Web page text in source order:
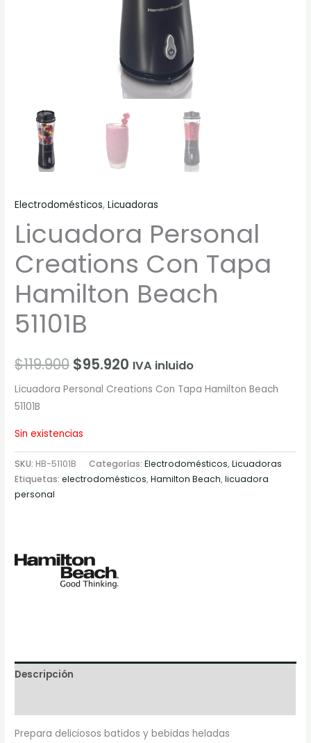
Electrodomésticos,Licuadoras
Licuadora Personal
Creations Con Tapa
Hamilton Beach
51101B
$119.900 $95.920 IVA inluido
Licuadora Personal Creations Con Tapa Hamilton Beach
51101B
Sin existencias
SKU: HB-51101B Categorías:Electrodomésticos,Licuadoras
Etiquetas:electrodomésticos,Hamilton Beach,licuadora
personal
Descripción
Prepara deliciosos batidos y bebidas heladas